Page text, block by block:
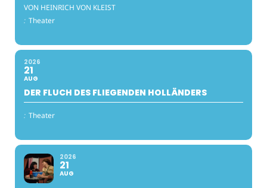
VON HEINRICH VON KLEIST
: Theater
2026
21
AUG
DER FLUCH DES FLIEGENDEN HOLLÄNDERS
: Theater
2026
21
AUG